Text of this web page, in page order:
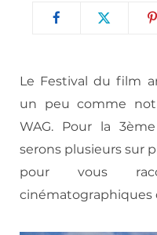
Le Festival du film
un peu comme
WAG. Pour la
serons plusieurs sur
pour vous
cinématographiques